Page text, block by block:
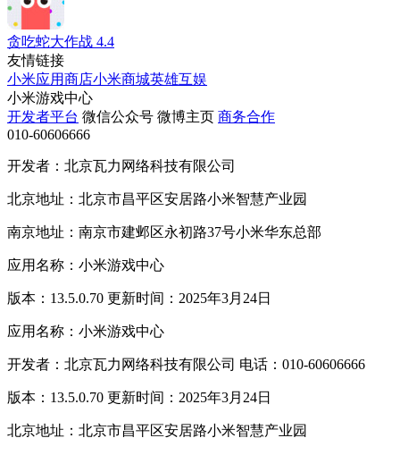
贪吃蛇大作战 4.4
友情链接
小米应用商店小米商城英雄互娱
小米游戏中心
开发者平台 微信公众号 微博主页 商务合作
010-60606666
开发者：北京瓦力网络科技有限公司
北京地址：北京市昌平区安居路小米智慧产业园
南京地址：南京市建邺区永初路37号小米华东总部
应用名称：小米游戏中心
版本：13.5.0.70 更新时间：2025年3月24日
应用名称：小米游戏中心
开发者：北京瓦力网络科技有限公司 电话：010-60606666
版本：13.5.0.70 更新时间：2025年3月24日
北京地址：北京市昌平区安居路小米智慧产业园